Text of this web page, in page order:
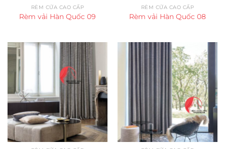
RÈM CỬA CAO CẤP
Rèm vải Hàn Quốc 09
RÈM CỬA CAO CẤP
Rèm vải Hàn Quốc 08